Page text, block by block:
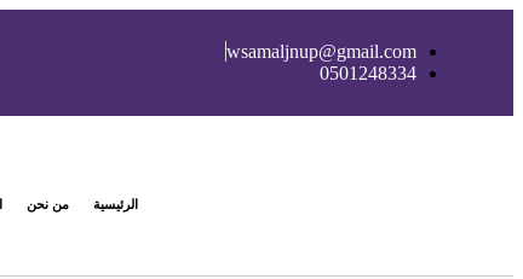
wsamaljnup@gmail.com
0501248334
الرئيسية من نحن